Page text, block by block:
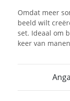
Omdat meer
beeld wilt
set. Ideaal om
keer van